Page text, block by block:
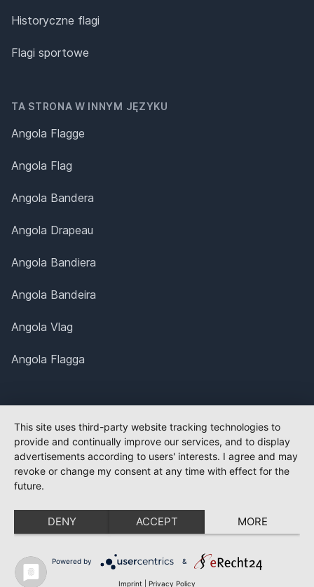
Historyczne flagi
Flagi sportowe
TA STRONA W INNYM JĘZYKU
Angola Flagge
Angola Flag
Angola Bandera
Angola Drapeau
Angola Bandiera
Angola Bandeira
Angola Vlag
Angola Flagga
This site uses third-party website tracking technologies to
provide and continually improve our services, and to display
advertisements according to users' interests. I agree and may
revoke or change my consent at any time with effect for the
future.
DENY ACCEPT MORE
Powered by &
Imprint Privacy Policy